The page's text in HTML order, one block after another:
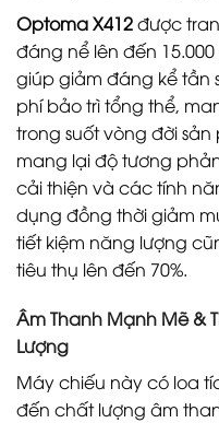
Optoma X412được
đáng nể lên đến
giúp giảm đáng kể tần
phí bảo trì tổng thể,
trong suốt vòng đời
mang lại độ tương
cải thiện và các tính
dụng đồng thời giảm
tiết kiệm năng lượng
tiêu thụ lên đến 70%.
Âm Thanh Mạnh Mẽ &
Lượng
Máy chiếu này có loa
đến chất lượng âm